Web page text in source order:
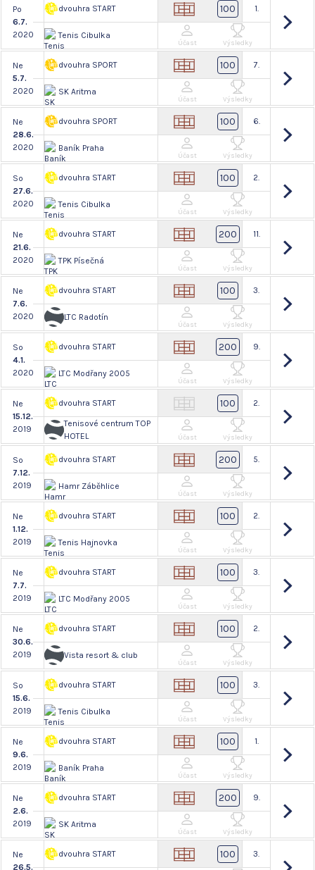
Po
6.7.
2020
dvouhra START
Tenis Cibulka
100 1.
Účast Výsledky
Ne
5.7.
2020
dvouhra SPORT
SK Aritma
100 7.
Účast Výsledky
Ne
28.6.
2020
dvouhra SPORT
Baník Praha
100 6.
Účast Výsledky
So
27.6.
2020
dvouhra START
Tenis Cibulka
100 2.
Účast Výsledky
Ne
21.6.
2020
dvouhra START
TPK Písečná
200 11.
Účast Výsledky
Ne
7.6.
2020
dvouhra START
LTC Radotín
100 3.
Účast Výsledky
So
4.1.
2020
dvouhra START
LTC Modřany 2005
200 9.
Účast Výsledky
Ne
15.12.
2019
dvouhra START
Tenisové centrum TOP
HOTEL
100 2.
Účast Výsledky
So
7.12.
2019
dvouhra START
Hamr Záběhlice
200 5.
Účast Výsledky
Ne
1.12.
2019
dvouhra START
Tenis Hajnovka
100 2.
Účast Výsledky
Ne
7.7.
2019
dvouhra START
LTC Modřany 2005
100 3.
Účast Výsledky
Ne
30.6.
2019
dvouhra START
Vista resort & club
100 2.
Účast Výsledky
So
15.6.
2019
dvouhra START
Tenis Cibulka
100 3.
Účast Výsledky
Ne
9.6.
2019
dvouhra START
Baník Praha
100 1.
Účast Výsledky
Ne
2.6.
2019
dvouhra START
SK Aritma
200 9.
Účast Výsledky
Ne
26.5.
dvouhra START 100 3.